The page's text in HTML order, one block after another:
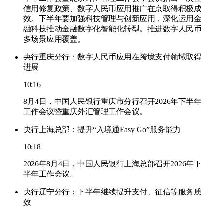
信用修复政策、数字人民币应用推广在京取得积极成
效。下半年要加强科技管理与创新应用，深化运用金
融科技推动金融数字化智能化转型。推进数字人民币
多场景应用覆盖。
央行重庆分行：数字人民币应用在跨境支付领域取得
进展
10:16
8月4日，中国人民银行重庆市分行召开2026年下半年
工作会议暨重庆外汇管理工作会议。
央行上海总部：提升“入境通Easy Go”服务能力
10:18
2026年8月4日，中国人民银行上海总部召开2026年下
半年工作会议。
央行辽宁分行：下半年继续提升支付、征信等服务质
效